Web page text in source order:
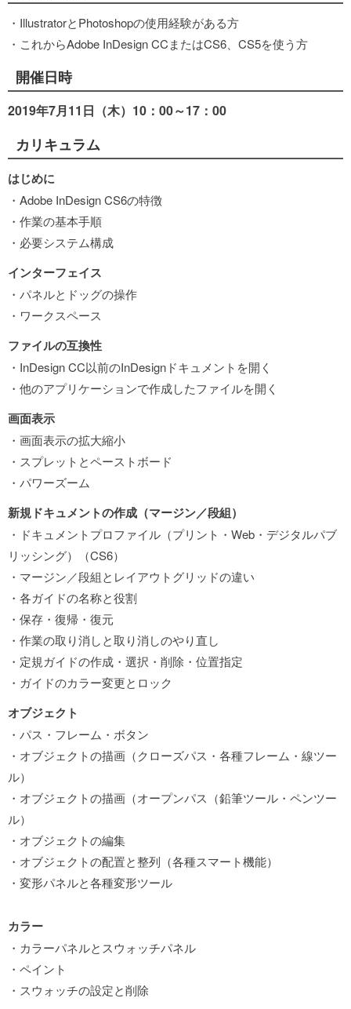
・IllustratorとPhotoshopの使用経験がある方
・これからAdobe InDesign CCまたはCS6、CS5を使う方
開催日時
2019年7月11日（木）10：00～17：00
カリキュラム
はじめに
・Adobe InDesign CS6の特徴
・作業の基本手順
・必要システム構成
インターフェイス
・パネルとドッグの操作
・ワークスペース
ファイルの互換性
・InDesign CC以前のInDesignドキュメントを開く
・他のアプリケーションで作成したファイルを開く
画面表示
・画面表示の拡大縮小
・スプレットとペーストボード
・パワーズーム
新規ドキュメントの作成（マージン／段組）
・ドキュメントプロファイル（プリント・Web・デジタルパブ
リッシング）（CS6）
・マージン／段組とレイアウトグリッドの違い
・各ガイドの名称と役割
・保存・復帰・復元
・作業の取り消しと取り消しのやり直し
・定規ガイドの作成・選択・削除・位置指定
・ガイドのカラー変更とロック
オブジェクト
・パス・フレーム・ボタン
・オブジェクトの描画（クローズパス・各種フレーム・線ツー
ル）
・オブジェクトの描画（オープンパス（鉛筆ツール・ペンツー
ル）
・オブジェクトの編集
・オブジェクトの配置と整列（各種スマート機能）
・変形パネルと各種変形ツール
カラー
・カラーパネルとスウォッチパネル
・ペイント
・スウォッチの設定と削除